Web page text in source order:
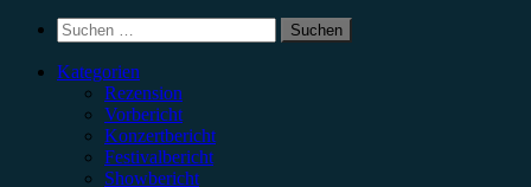
Suchen
nach:
Kategorien
Rezension
Vorbericht
Konzertbericht
Festivalbericht
Showbericht